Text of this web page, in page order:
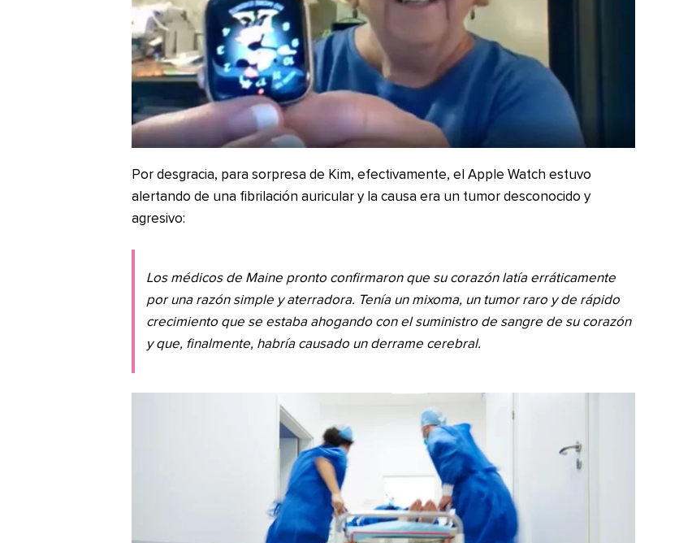
Por desgracia, para sorpresa de Kim, efectivamente, el Apple Watch estuvo
alertando de una fibrilación auricular y la causa era un tumor desconocido y
agresivo:
Los médicos de Maine pronto confirmaron que su corazón latía erráticamente
por una razón simple y aterradora. Tenía un mixoma, un tumor raro y de rápido
crecimiento que se estaba ahogando con el suministro de sangre de su corazón
y que, finalmente, habría causado un derrame cerebral.